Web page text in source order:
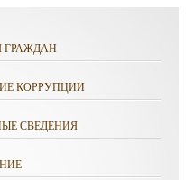
ГРАЖДАН
КОРРУПЦИИ
СВЕДЕНИЯ